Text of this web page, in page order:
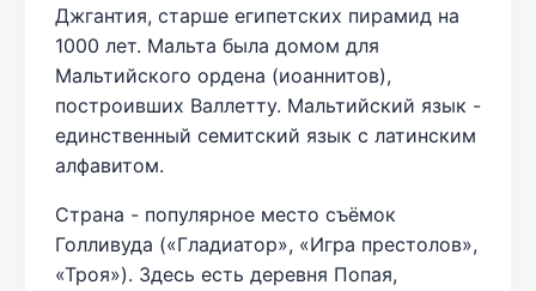
Джгантия, старше египетских пирамид на
1000 лет. Мальта была домом для
Мальтийского ордена (иоаннитов),
построивших Валлетту. Мальтийский язык -
единственный семитский язык с латинским
алфавитом.
Страна - популярное место съёмок
Голливуда («Гладиатор», «Игра престолов»,
«Троя»). Здесь есть деревня Попая,